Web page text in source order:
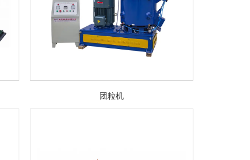
团粒机